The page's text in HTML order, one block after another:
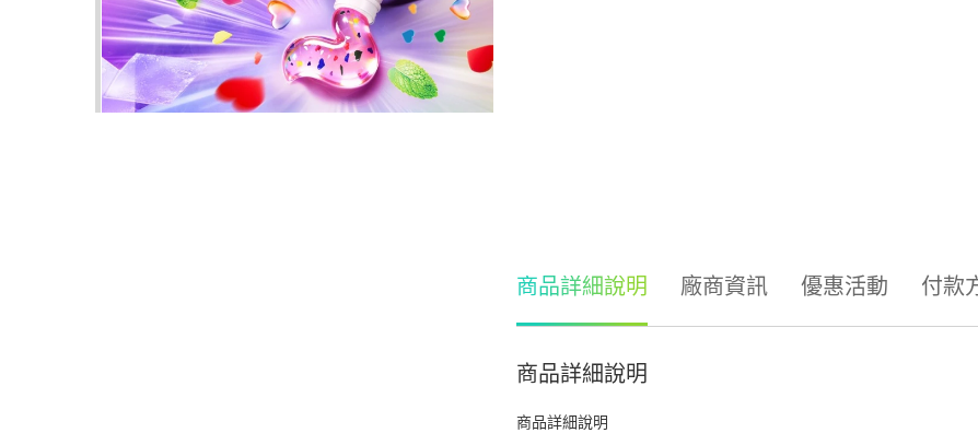
商品詳細說明 廠商資訊 優惠活動 付款
商品詳細說明
商品詳細說明